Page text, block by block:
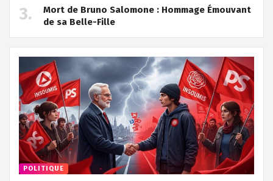
Mort de Bruno Salomone : Hommage Émouvant
de sa Belle-Fille
POLITIQUE